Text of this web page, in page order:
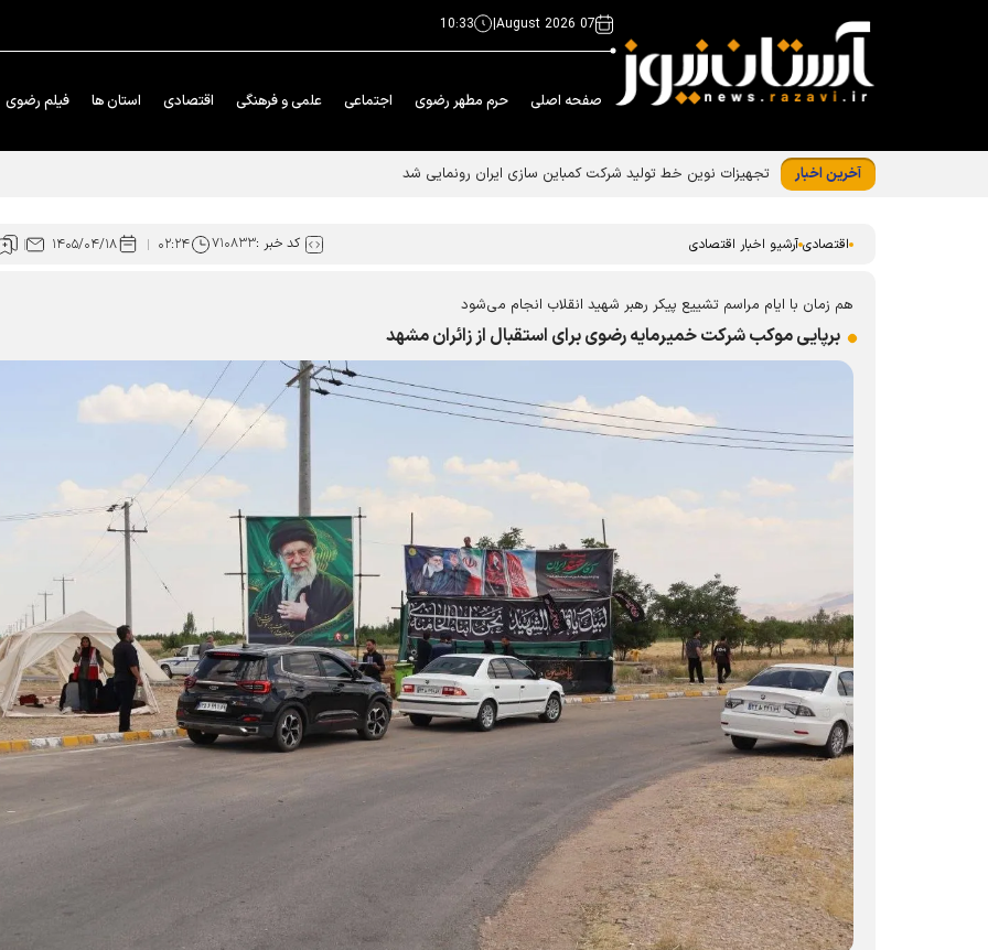
07 August 2026
|
10:33
صفحه اصلی حرم مطهر رضوی اجتماعی علمی و فرهنگی اقتصادی استان ها فیلم رضوی
آخرین اخبار
اقتصادی آرشیو اخبار اقتصادی کد خبر :۷۱۰۸۳۳ ۰۲:۲۴ ۱۴۰۵/۰۴/۱۸
هم زمان با ایام مراسم تشییع پیکر رهبر شهید انقلاب انجام می‌شود
برپایی موکب شرکت خمیرمایه رضوی برای استقبال از زائران مشهد